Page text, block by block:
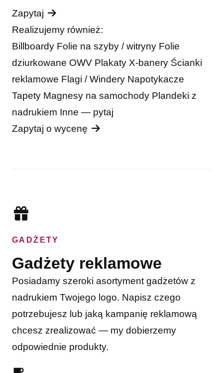
Zapytaj
Realizujemy również:
Billboardy Folie na szyby / witryny Folie
dziurkowane OWV Plakaty X-banery Ścianki
reklamowe Flagi / Windery Napotykacze
Tapety Magnesy na samochody Plandeki z
nadrukiem Inne — pytaj
Zapytaj o wycenę
GADŻETY
Gadżety reklamowe
Posiadamy szeroki asortyment gadżetów z
nadrukiem Twojego logo. Napisz czego
potrzebujesz lub jaką kampanię reklamową
chcesz zrealizować — my dobierzemy
odpowiednie produkty.